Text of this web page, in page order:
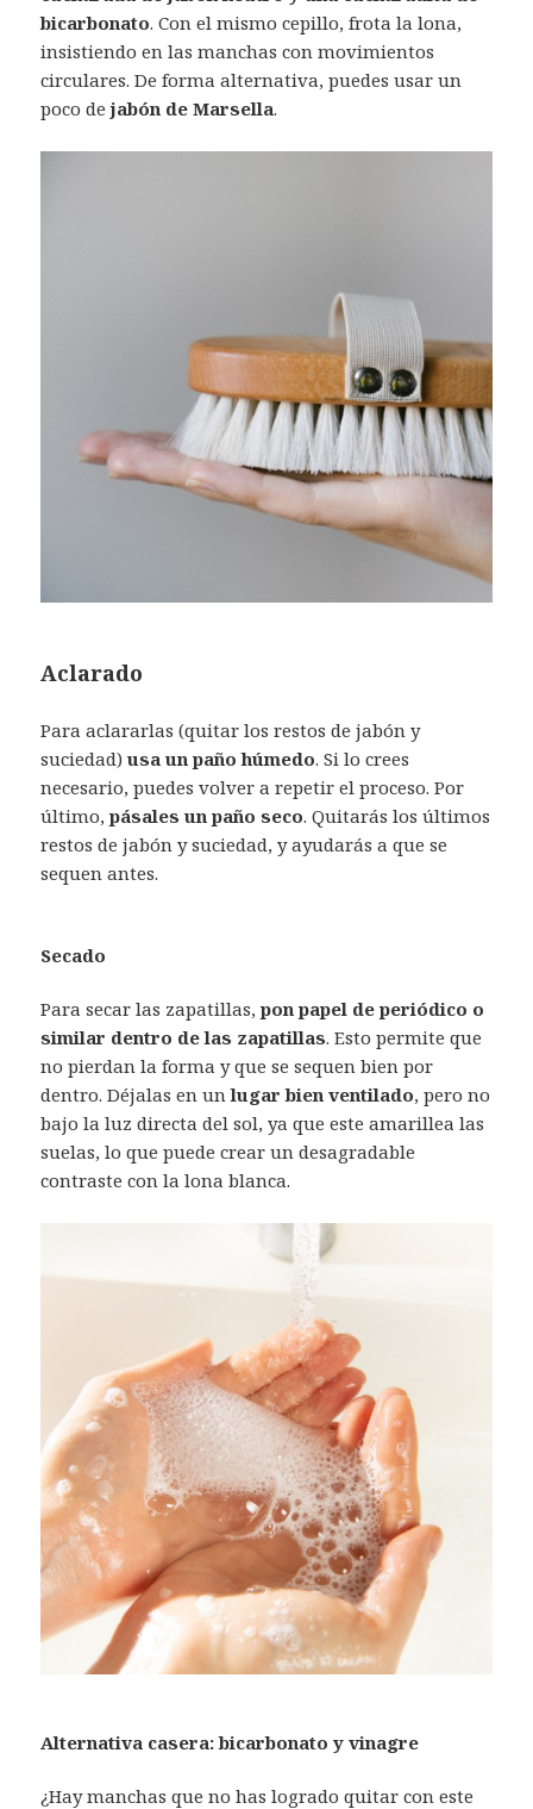
bicarbonato. Con el mismo cepillo, frota la lona,
insistiendo en las manchas con movimientos
circulares. De forma alternativa, puedes usar un
poco dejabón de Marsella.
Aclarado
Para aclararlas (quitar los restos de jabón y
suciedad)usa un paño húmedo. Si lo crees
necesario, puedes volver a repetir el proceso. Por
último,pásales un paño seco. Quitarás los últimos
restos de jabón y suciedad, y ayudarás a que se
sequen antes.
Secado
Para secar las zapatillas,pon papel de periódico o
similar dentro de las zapatillas. Esto permite que
no pierdan la forma y que se sequen bien por
dentro. Déjalas en unlugar bien ventilado, pero no
bajo la luz directa del sol, ya que este amarillea las
suelas, lo que puede crear un desagradable
contraste con la lona blanca.
Alternativa casera: bicarbonato y vinagre
¿Hay manchas que no has logrado quitar con este